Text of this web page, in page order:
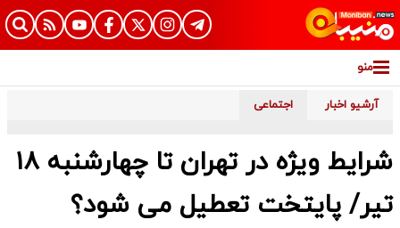
منو
آرشیو اخبار اجتماعی
شرایط ویژه در تهران تا چهارشنبه ۱۸
تیر/ پایتخت تعطیل می شود؟